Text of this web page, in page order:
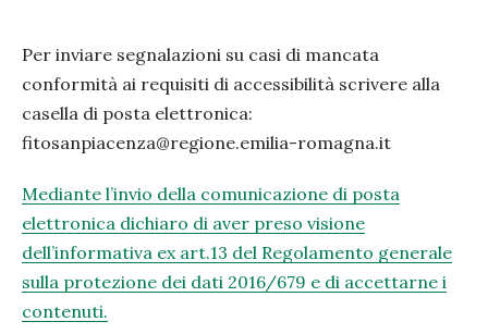
Per inviare segnalazioni su casi di mancata
conformità ai requisiti di accessibilità scrivere alla
casella di posta elettronica:
fitosanpiacenza@regione.emilia-romagna.it
Mediante l’invio della comunicazione di posta
elettronica dichiaro di aver preso visione
dell’informativa ex art.13 del Regolamento generale
sulla protezione dei dati 2016/679 e di accettarne i
contenuti.
PRECEDENTE